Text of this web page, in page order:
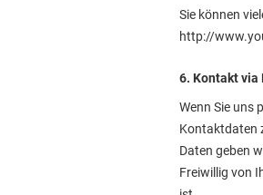
Sie können
http://
6. Kontakt via
Wenn Sie uns
Kontaktdaten
Daten geben
Freiwillig von